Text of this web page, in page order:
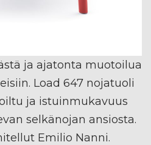
ja ajatonta muotoilua
Load 647 nojatuoli
ja istuinmukavuus
selkänojan ansiosta.
Emilio Nanni.